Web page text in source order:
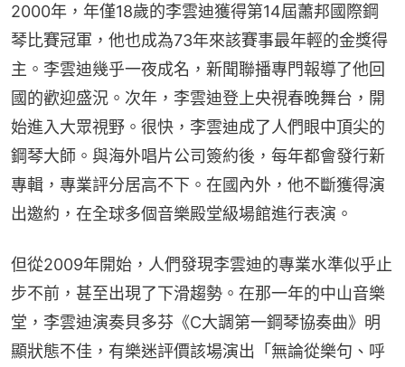
2000年，年僅18歲的李雲迪獲得第14屆蕭邦國際鋼
琴比賽冠軍，他也成為73年來該賽事最年輕的金獎得
主。李雲迪幾乎一夜成名，新聞聯播專門報導了他回
國的歡迎盛況。次年，李雲迪登上央視春晚舞台，開
始進入大眾視野。很快，李雲迪成了人們眼中頂尖的
鋼琴大師。與海外唱片公司簽約後，每年都會發行新
專輯，專業評分居高不下。在國內外，他不斷獲得演
出邀約，在全球多個音樂殿堂級場館進行表演。
但從2009年開始，人們發現李雲迪的專業水準似乎止
步不前，甚至出現了下滑趨勢。在那一年的中山音樂
堂，李雲迪演奏貝多芬《C大調第一鋼琴協奏曲》明
顯狀態不佳，有樂迷評價該場演出「無論從樂句、呼